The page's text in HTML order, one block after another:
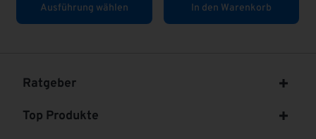
den Warenkorb In den Warenkorb
Ratgeber
Top Produkte